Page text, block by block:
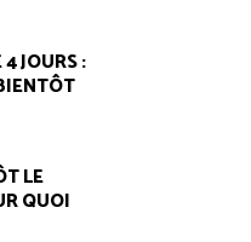
JOURS :
LE
QUOI